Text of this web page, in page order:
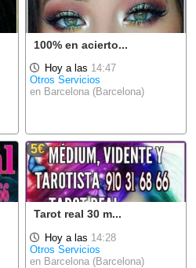
100% en acierto...
Hoy a las 14:47
Otros Servicios
en Barcelona (Barcelona)
5€
Tarot real 30 m...
Hoy a las 14:28
Otros Servicios
en Barcelona (Barcelona)